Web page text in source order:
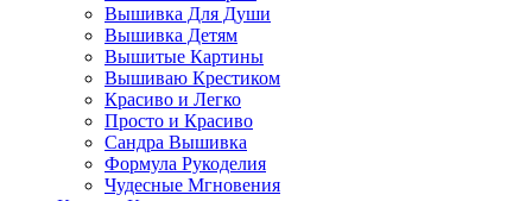
Вышивка Для Души
Вышивка Детям
Вышитые Картины
Вышиваю Крестиком
Красиво и Легко
Просто и Красиво
Сандра Вышивка
Формула Рукоделия
Чудесные Мгновения